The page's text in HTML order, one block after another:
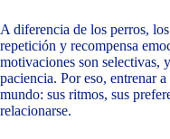
A diferencia de los perros,
repetición y recompensa
motivaciones son selectivas,
paciencia. Por eso, entrenar
mundo: sus ritmos, sus
relacionarse.